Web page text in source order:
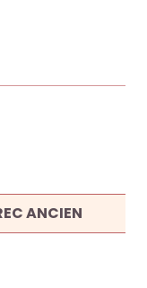
ANCIEN